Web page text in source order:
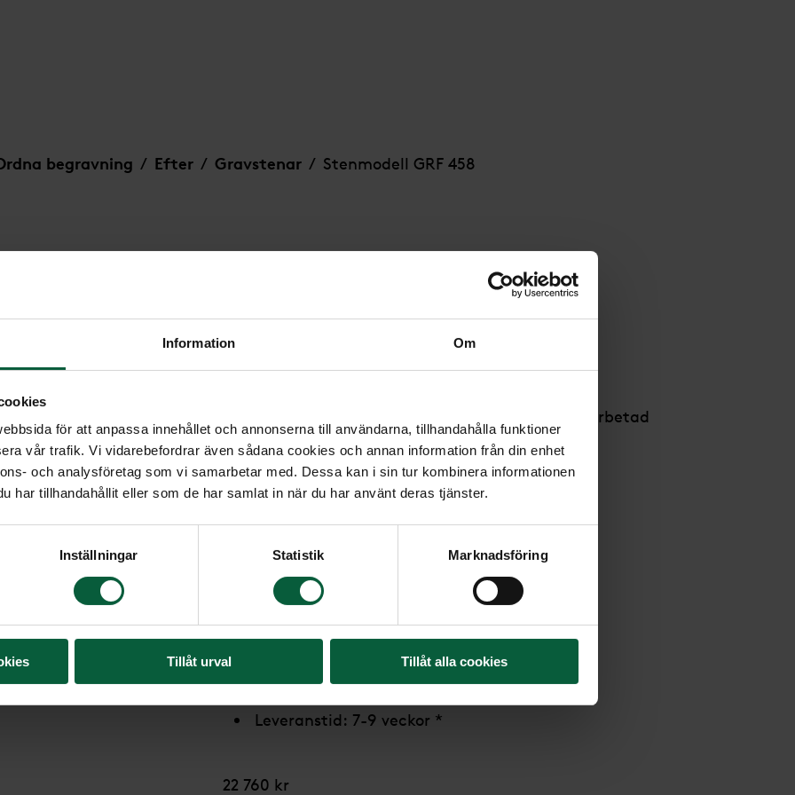
Information Om
för att anpassa innehållet och annonserna till användarna, tillhandahålla funktioner
vår trafik. Vi vidarebefordrar även sådana cookies och annan information från din enhet
och analysföretag som vi samarbetar med. Dessa kan i sin tur kombinera informationen
har tillhandahållit eller som de har samlat in när du har använt deras tjänster.
Inställningar Statistik Marknadsföring
Tillåt urval Tillåt alla cookies
begravning / Efter / Gravstenar / Stenmodell GRF 458
Stenmodell GRF 458
Stående sten i klassisk rektangulär form med råarbetad
framsida och kanter.
Modell: Hög stående
Mått: (H)65x(B)45x10-12cm
Material: Grå Bjärlövs-granit
Stensort från: Sverige
Stenmodell utformas i: Litauen
Text/dekor bearbetas i: Litauen
Leverantör: GRF Gravstenar
Leveranstid: 7-9 veckor *
22 760 kr